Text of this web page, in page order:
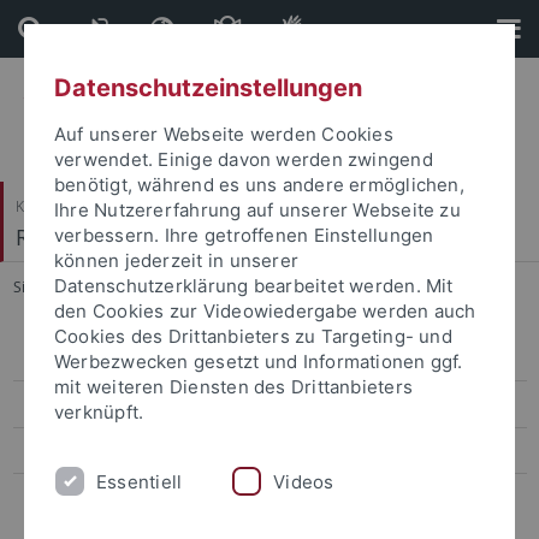
Direkt
zum
Inhalt
Direkt
zur
Fußleiste
Katholisch-Theologische Fakultät
Religionspädagogik
Sie sind hier: Startseite ... Elie Wiesel Datenbanken
Veröffentlichungen
Aktuelle Qualifikationsarbeiten
Mitwirken
Datenschutzeinstellungen
Auf unserer Webseite werden Cookies
verwendet. Einige davon werden zwingend
benötigt, während es uns andere ermöglichen,
Ihre Nutzererfahrung auf unserer Webseite zu
verbessern. Ihre getroffenen Einstellungen
können jederzeit in unserer
Datenschutzerklärung bearbeitet werden. Mit
den Cookies zur Videowiedergabe werden auch
Cookies des Drittanbieters zu Targeting- und
Werbezwecken gesetzt und Informationen ggf.
mit weiteren Diensten des Drittanbieters
verknüpft.
Essentiell Videos